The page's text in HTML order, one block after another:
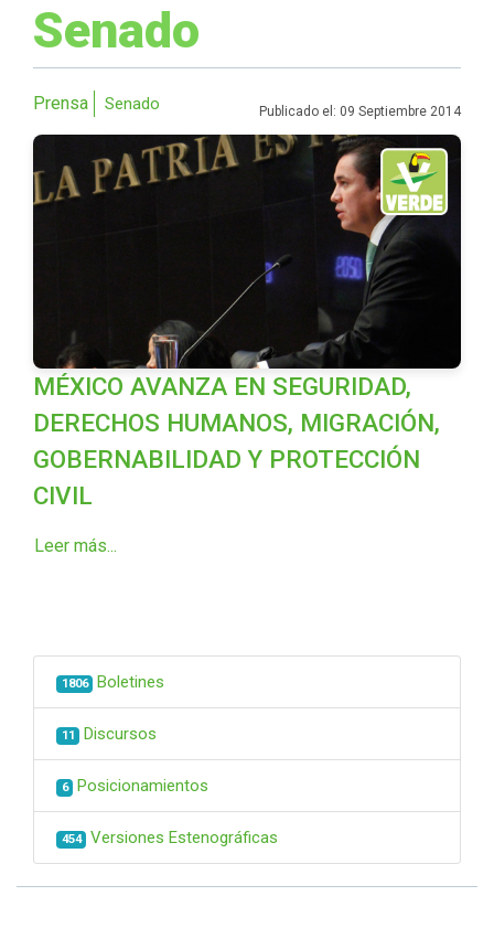
Senado
Prensa Senado Publicado el: 09 Septiembre 2014
MÉXICO AVANZA EN SEGURIDAD,
DERECHOS HUMANOS, MIGRACIÓN,
GOBERNABILIDAD Y PROTECCIÓN
CIVIL
Leer más...
1806 Boletines
11 Discursos
6 Posicionamientos
454 Versiones Estenográficas